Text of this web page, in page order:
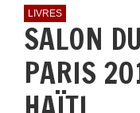
LIVRES
SALON
PARIS